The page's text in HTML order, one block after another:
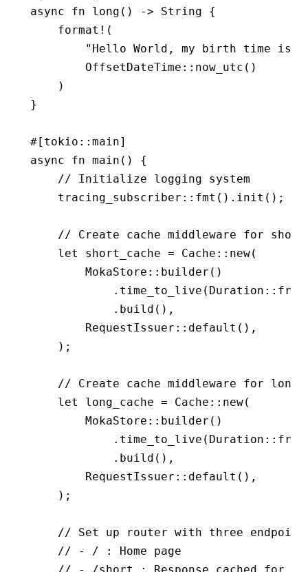
async fn long () -> String {
    format!
(
"Hello World, my birth time is
        OffsetDateTime
:: now_utc ()
    )
}
#[tokio :: main]
async fn main () {
    // Initialize logging system
    tracing_subscriber
:: fmt () . init ();
// Create cache middleware for
    let
short_cache = Cache :: new(
        MokaStore
:: builder ()
            .
time_to_live (Duration ::
            .
build (),
        RequestIssuer
:: default (),
    );
// Create cache middleware for
    let
long_cache = Cache :: new(
        MokaStore
:: builder ()
            .
time_to_live (Duration ::
            .
build (),
        RequestIssuer
:: default (),
    );
// Set up router with three
    // - / : Home page